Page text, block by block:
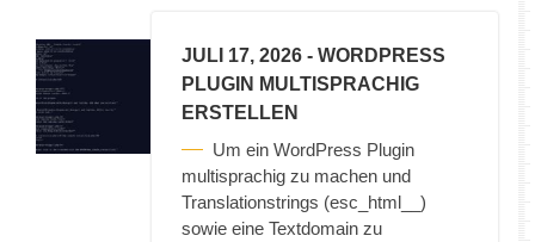
JULI 17, 2026 - WORDPRESS
PLUGIN MULTISPRACHIG
ERSTELLEN
Um ein WordPress Plugin
multisprachig zu machen und
Translationstrings (esc_html__)
sowie eine Textdomain zu